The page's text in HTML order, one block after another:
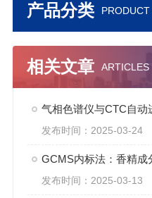
产品分类
相关文章 ARTICLES
气相色谱仪与CTC自动
发布时间：2025-03-24
GCMS内标法：香精成
发布时间：2025-03-13